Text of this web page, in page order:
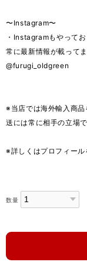
〜Instagram〜
・Instagramもやってお
常に最新情報が載って
@furugi_oldgreen
※当店では海外輸入商
送には常に相手の立場
※詳しくはプロフィール
数量